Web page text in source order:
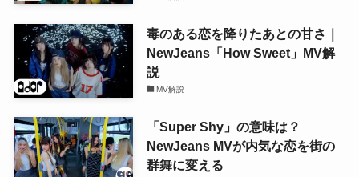
毒のある恋を降りたあとの甘さ｜
NewJeans「How Sweet」MV解
説
MV解説
「Super Shy」の意味は？
NewJeans MVが内気な恋を街の
群舞に変える